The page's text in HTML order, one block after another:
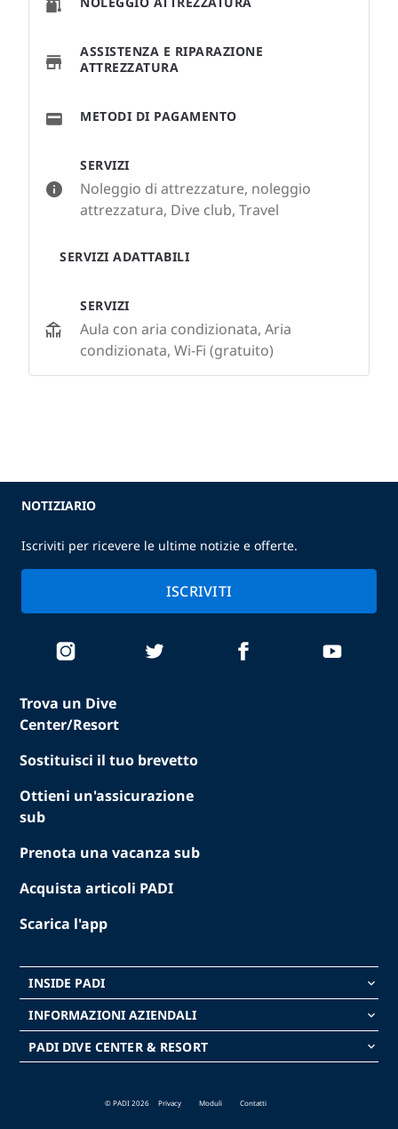
SERVIZI
Noleggio di attrezzature, noleggio
attrezzatura, Dive club, Travel
SERVIZI ADATTABILI
SERVIZI
Aula con aria condizionata, Aria
condizionata, Wi-Fi (gratuito)
ASSISTENZA E RIPARAZIONE
ATTREZZATURA
METODI DI PAGAMENTO
Trova un Dive
Center/Resort
Sostituisci il tuo brevetto
Ottieni un'assicurazione
sub
Prenota una vacanza sub
Acquista articoli PADI
Scarica l'app
INSIDE PADI keyboard_arrow_down
INFORMAZIONI AZIENDALI keyboard_arrow_down
PADI DIVE CENTER & RESORT keyboard_arrow_down
NOTIZIARIO
Iscriviti per ricevere le ultime notizie e offerte.
ISCRIVITI
© PADI 2026 Privacy Moduli Contatti